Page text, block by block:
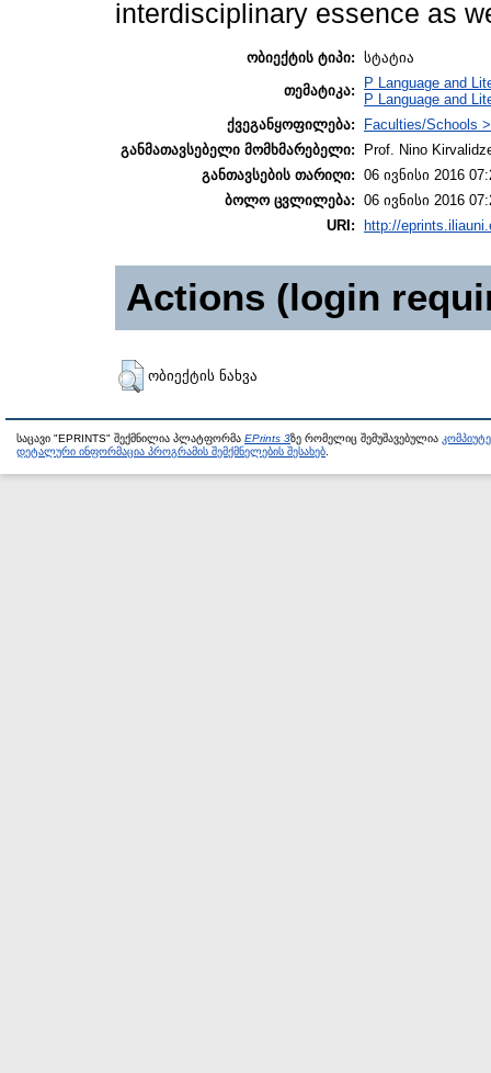
interdisciplinary essence as
ობიექტის ტიპი: სტატია
თემატიკა:
P Language and
P Language and
ქვეგანყოფილება:
Faculties/Schools
განმათავსებელი მომხმარებელი:
Prof. Nino
განთავსების თარიღი: 06 ივნისი 2016
ბოლო ცვლილება: 06 ივნისი 2016
URI:
http://
Actions (login
ობიექტის ნახვა
საცავი "EPRINTS" შექმნილია პლატფორმა EPrints 3ზე რომელიც შემუშავებულია
დეტალური ინფორმაცია პროგრამის შემქმნელების შესახებ